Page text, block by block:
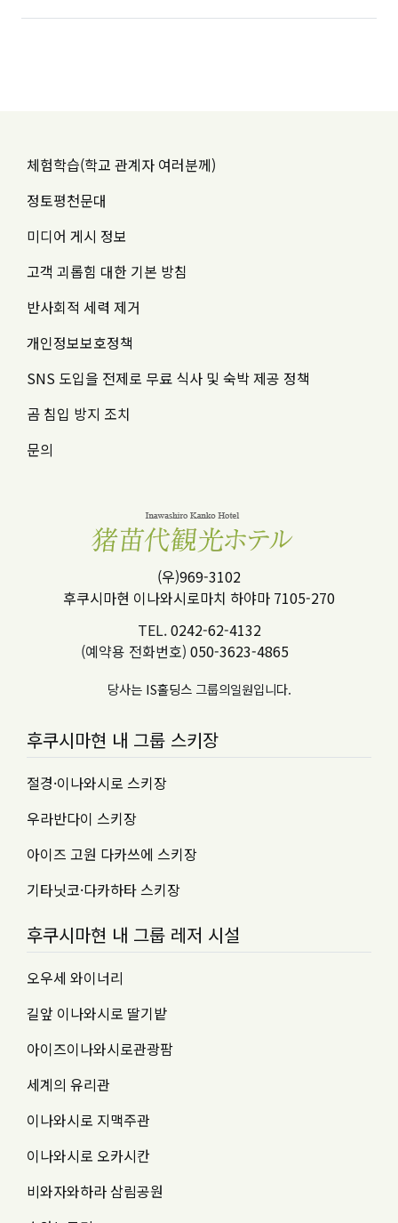
체험학습(학교 관계자 여러분께)
정토평천문대
미디어 게시 정보
고객 괴롭힘 대한 기본 방침
반사회적 세력 제거
개인정보보호정책
SNS 도입을 전제로 무료 식사 및 숙박 제공 정책
곰 침입 방지 조치
문의
(우)969-3102
후쿠시마현 이나와시로마치 하야마 7105-270
TEL.0242-62-4132
(예약용 전화번호) 050-3623-4865
당사는 IS홀딩스그룹의일원입니다.
후쿠시마현 내 그룹 스키장
절경·이나와시로 스키장
우라반다이 스키장
아이즈 고원 다카쓰에 스키장
기타닛코·다카하타 스키장
후쿠시마현 내 그룹 레저 시설
오우세 와이너리
길앞 이나와시로 딸기밭
아이즈이나와시로관광팜
세계의 유리관
이나와시로 지맥주관
이나와시로 오카시칸
비와자와하라 삼림공원